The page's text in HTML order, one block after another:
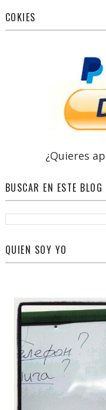
COKIES
¿Quieres
BUSCAR EN ESTE BLOG
QUIEN SOY YO